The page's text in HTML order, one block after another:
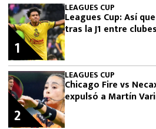
LEAGUES CUP
Leagues Cup: Así
tras la J1 entre
1
LEAGUES CUP
Chicago Fire vs
expulsó a Martín
2